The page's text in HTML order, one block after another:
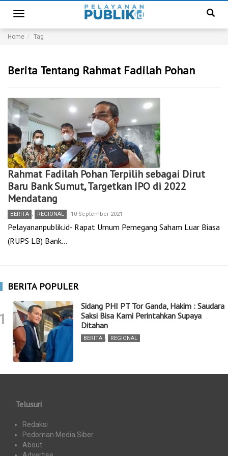
Toggle
navigation
Home Tag
Berita Tentang Rahmat Fadilah Pohan
Rahmat Fadilah Pohan Terpilih sebagai Dirut
Baru Bank Sumut, Targetkan IPO di 2022
Mendatang
BERITA , REGIONAL 10 September 2021
Pelayananpublik.id- Rapat Umum Pemegang Saham Luar Biasa
(RUPS LB) Bank…
BERITA POPULER
Sidang PHI PT Tor Ganda, Hakim : Saudara
Saksi Bisa Kami Perintahkan Supaya
Ditahan
BERITA , REGIONAL
Telusuri
Redaksi
Pedoman Media Siber
About